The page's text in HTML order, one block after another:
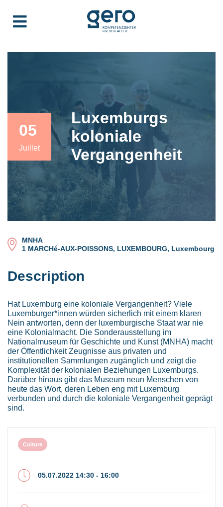
05
Juillet
Luxemburgs
koloniale
Vergangenheit
MNHA
1 MARCHé-AUX-POISSONS, LUXEMBOURG, Luxembourg
Description
Hat Luxemburg eine koloniale Vergangenheit? Viele
Luxemburger*innen würden sicherlich mit einem klaren
Nein antworten, denn der luxemburgische Staat war nie
eine Kolonialmacht. Die Sonderausstellung im
Nationalmuseum für Geschichte und Kunst (MNHA) macht
der Öffentlichkeit Zeugnisse aus privaten und
institutionellen Sammlungen zugänglich und zeigt die
Komplexität der kolonialen Beziehungen Luxemburgs.
Darüber hinaus gibt das Museum neun Menschen von
heute das Wort, deren Leben eng mit Luxemburg
verbunden und durch die koloniale Vergangenheit geprägt
sind.
Culture
05.07.2022 14:30 - 16:00